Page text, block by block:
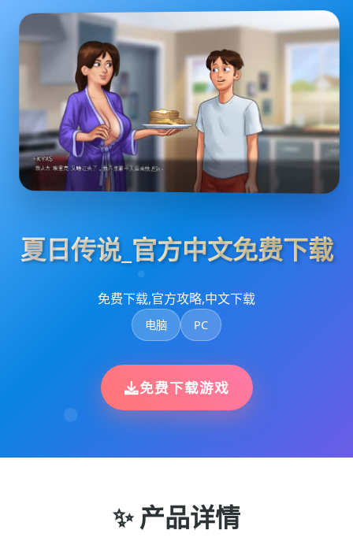
夏日传说_官方中文免费下载
免费下载,官方攻略,中文下载
电脑 PC
免费下载游戏
✨ 产品详情